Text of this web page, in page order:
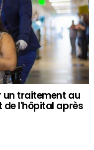
un traitement au
de l'hôpital après